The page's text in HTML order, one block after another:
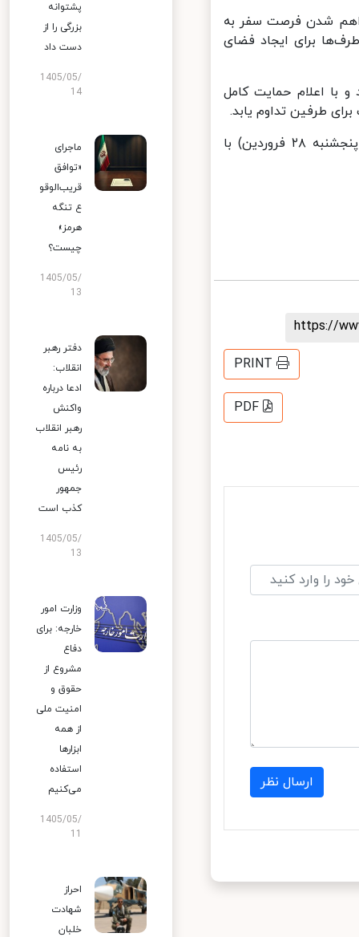
شدن فرصت سفر به
برای ایجاد فضای
اعلام حمایت کامل
طرفین تداوم یابد.
براساس برنامه اعلام شده، مدیرکل آژانس بین المللی انرژی اتمی فردا (پنجشنبه ۲۸ فروردین) با
https://
PRINT
PDF
ارسال نظر
پشتوانه
بزرگی را از
دست داد
1405/05/
14
ماجرای
«توافق
قریب‌الوقو
ع تنگه
هرمز»
چیست؟
1405/05/
13
دفتر رهبر
انقلاب:
ادعا درباره
واکنش
رهبر انقلاب
به نامه
رئیس
جمهور
کذب است
1405/05/
13
وزارت امور
خارجه: برای
دفاع
مشروع از
حقوق و
امنیت ملی
از همه
ابزارها
استفاده
می‌کنیم
1405/05/
احراز
شهادت
خلبان